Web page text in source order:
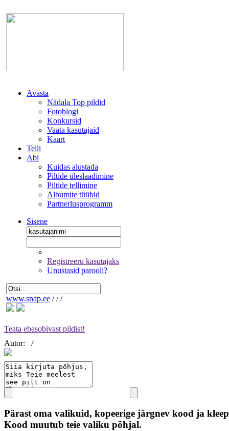
Avasta
Nädala Top pildid
Fotoblogi
Konkursid
Vaata kasutajaid
Kaart
Telli
Abi
Kuidas alustada
Piltide üleslaadimine
Piltide tellimine
Albumite tüübid
Partnerlusprogramm
Sisene
Registreeru kasutajaks
Unustasid parooli?
www.snap.ee / / /
Teata ebasobivast pildist!
Autor:
/
Pärast oma valikuid, kopeerige järgnev kood ja
Kood muutub teie valiku põhjal.